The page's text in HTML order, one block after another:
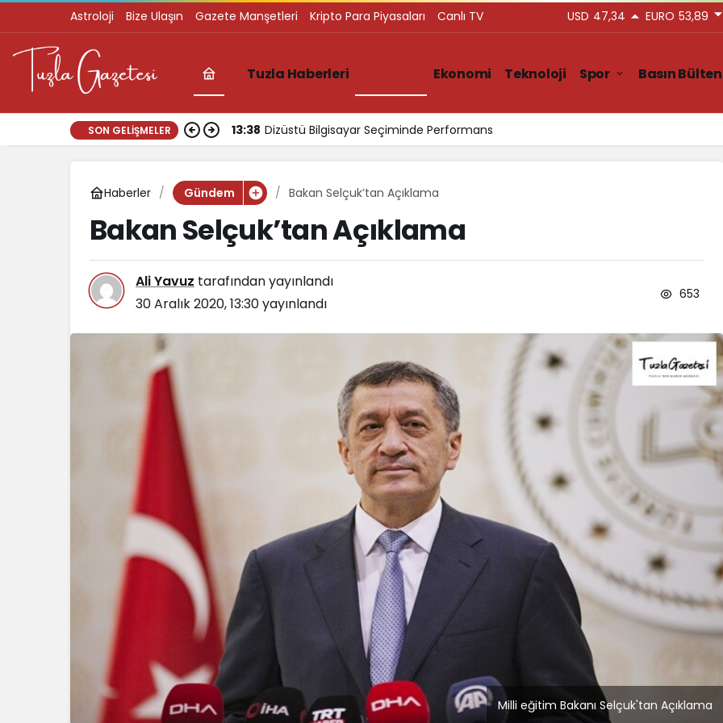
Astroloji Bize Ulaşın Gazete Manşetleri Kripto Para Piyasaları Canlı TV USD 47,34 EURO 53,89
Tuzla Haberleri Ekonomi Teknoloji Spor Basın
SON GELIŞMELER 13:38 Dizüstü Bilgisayar Seçiminde Performans
Haberler Gündem Bakan Selçuk’tan Açıklama
Bakan Selçuk’tan Açıklama
Ali Yavuz tarafından yayınlandı
30 Aralık 2020, 13:30yayınlandı
653
Milli eğitim Bakanı Selçuk'tan Açıklama
Blog
Dizüstü Bilgisayar
Seçiminde Performans
Blog